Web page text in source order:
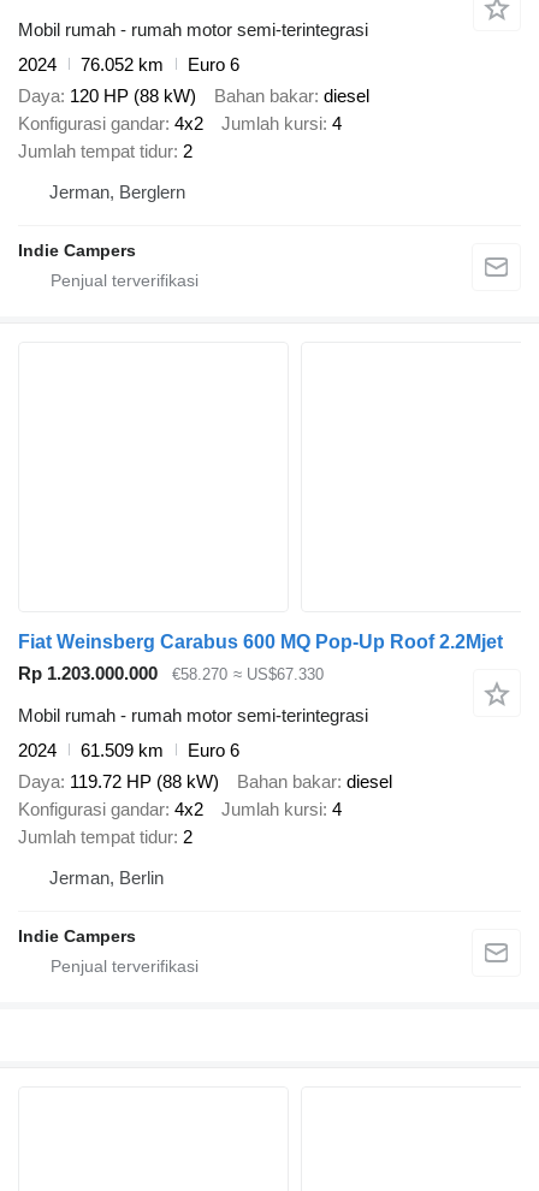
Mobil rumah - rumah motor semi-terintegrasi
2024
76.052 km
Euro 6
Daya 120 HP (88 kW) Bahan bakar diesel
Konfigurasi gandar 4x2 Jumlah kursi 4
Jumlah tempat tidur 2
Jerman, Berglern
Indie Campers
Fiat Weinsberg Carabus 600 MQ Pop-Up Roof 2.2Mjet
Rp 1.203.000.000
€58.270 ≈ US$67.330
Mobil rumah - rumah motor semi-terintegrasi
2024
61.509 km
Euro 6
Daya 119.72 HP (88 kW) Bahan bakar diesel
Konfigurasi gandar 4x2 Jumlah kursi 4
Jumlah tempat tidur 2
Jerman, Berlin
Indie Campers